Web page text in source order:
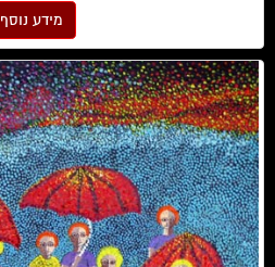
מידע נוסף